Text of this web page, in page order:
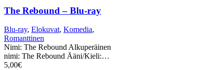
The Rebound – Blu-ray
Blu-ray, Elokuvat, Komedia,
Romanttinen
Nimi: The Rebound Alkuperäinen
nimi: The Rebound Ääni/Kieli:…
5,00€